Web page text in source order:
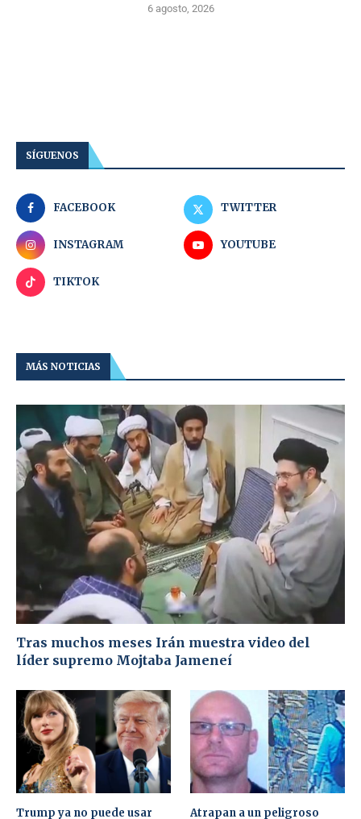
6 agosto, 2026
SÍGUENOS
FACEBOOK TWITTER
INSTAGRAM YOUTUBE
TIKTOK
MÁS NOTICIAS
Tras muchos meses Irán muestra video del
líder supremo Mojtaba Jameneí
Trump ya no puede usar Atrapan a un peligroso